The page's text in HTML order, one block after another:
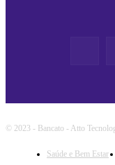
© 2023 - Bancato - Atto
Saúde e Bem Estar